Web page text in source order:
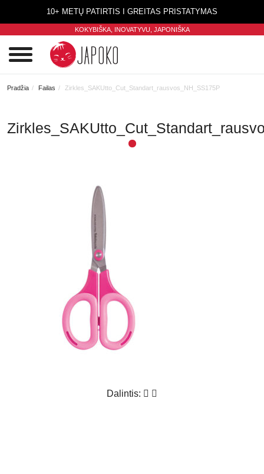
10+ METŲ PATIRTIS I GREITAS PRISTATYMAS
KOKYBIŠKA, INOVATYVU, JAPONIŠKA
Pradžia Failas Zirkles_SAKUtto_Cut_Standart_rausvos_NH_SS175P
Dalintis: